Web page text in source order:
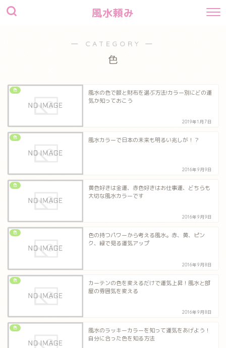
風水頼み
― CATEGORY ―
色
色
風水の色で服と財布を選ぶ方法!カラー別にどの運
気か知っておこう
2019年1月7日
色 風水カラーで日本の未来も明るい兆しが！？
2016年9月9日
色
黄色好きは金運、赤色好きはお仕事運、どちらも
大切な風水カラーです
2016年9月9日
色
色の持つパワーから考える風水。赤、黄、ピン
ク、緑で見る運気アップ
2016年9月8日
色
カーテンの色を変えるだけで運気上昇！風水と部
屋の雰囲気を変える
2016年9月8日
色
風水のラッキーカラーを知って運気をあげよう！
自分に合った色を知る方法